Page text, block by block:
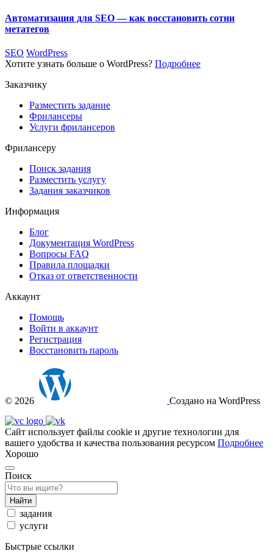
Автоматизация для SEO — как восстановить сотни
метатегов
SEO WordPress
Хотите узнать больше о WordPress? Подробнее
Заказчику
Разместить задание
Фрилансеры
Услуги фрилансеров
Фрилансеру
Поиск задания
Разместить услугу
Задания заказчиков
Информация
Блог
Документация WordPress
Вопросы FAQ
Правила площадки
Отказ от ответственности
Аккаунт
Помощь
Войти в аккаунт
Регистрация
Восстановить пароль
© 2026 Создано на WordPress
Сайт использует файлы cookie и другие технологии для
вашего удобства и качества пользования ресурсом Подробнее
Хорошо
Поиск
Найти
задания
услуги
Быстрые ссылки